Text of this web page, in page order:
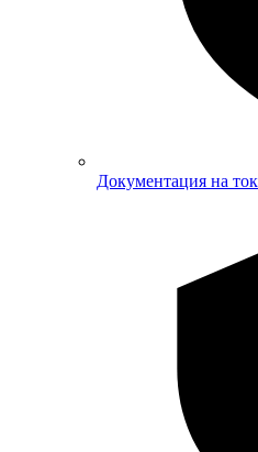
Документация на